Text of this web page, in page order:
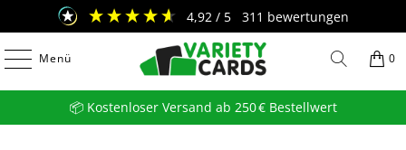
Menü 0
4,92 / 5 311 bewertungen
📦 Kostenloser Versand ab 250 € Bestellwert